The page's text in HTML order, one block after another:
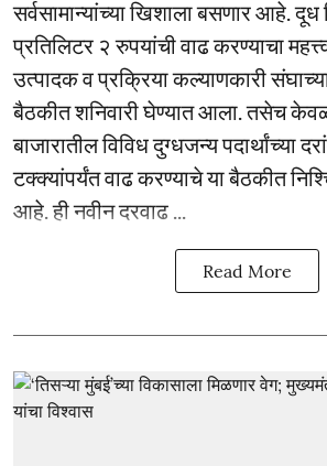
सर्वसामान्यांच्या खिशाला बसणार आहे. दूध
प्रतिलिटर २ रुपयांची वाढ करण्याचा
उत्पादक व प्रक्रिया कल्याणकारी
बैठकीत शनिवारी घेण्यात आला. तसेच
बाजारातील विविध दुग्धजन्य पदार्थांच्या
टक्क्यांपर्यंत वाढ करण्याचे या बैठकीत
आहे. ही नवीन दरवाढ ...
Read More